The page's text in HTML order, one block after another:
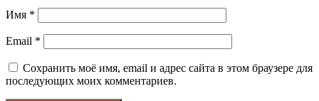
Имя *
Email *
Сохранить моё имя, email и адрес сайта в этом браузере для
последующих моих комментариев.